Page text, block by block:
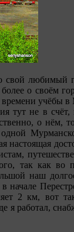
свой любимый
о своём
времени учёбы
тут не в счёт,
о нём,
настоящая
так как
наш
начале
2 км, вот
я работал,